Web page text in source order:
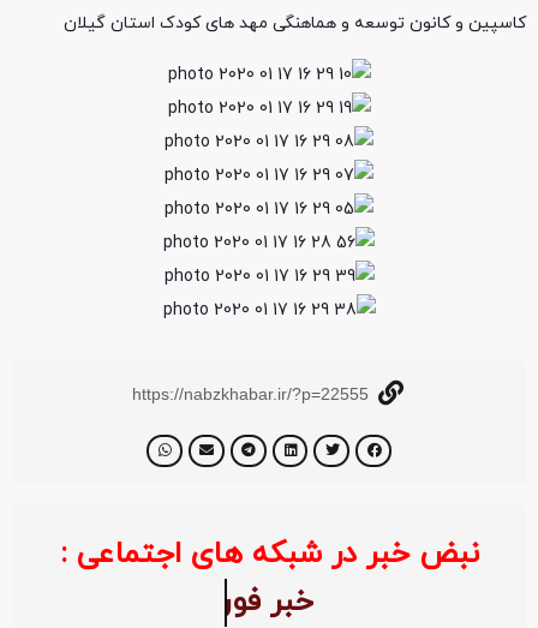
کاسپین و کانون توسعه و هماهنگی مهد های کودک استان گیلان
https://nabzkhabar.ir/?p=22555
نبض خبر در شبکه های اجتماعی :